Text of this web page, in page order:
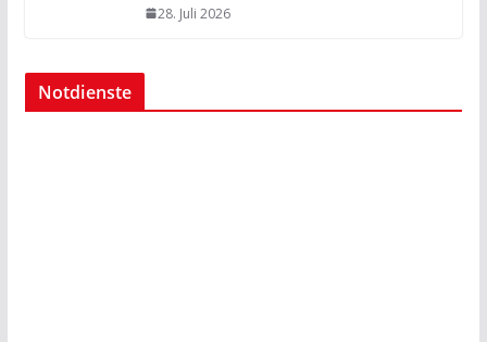
28. Juli 2026
Notdienste